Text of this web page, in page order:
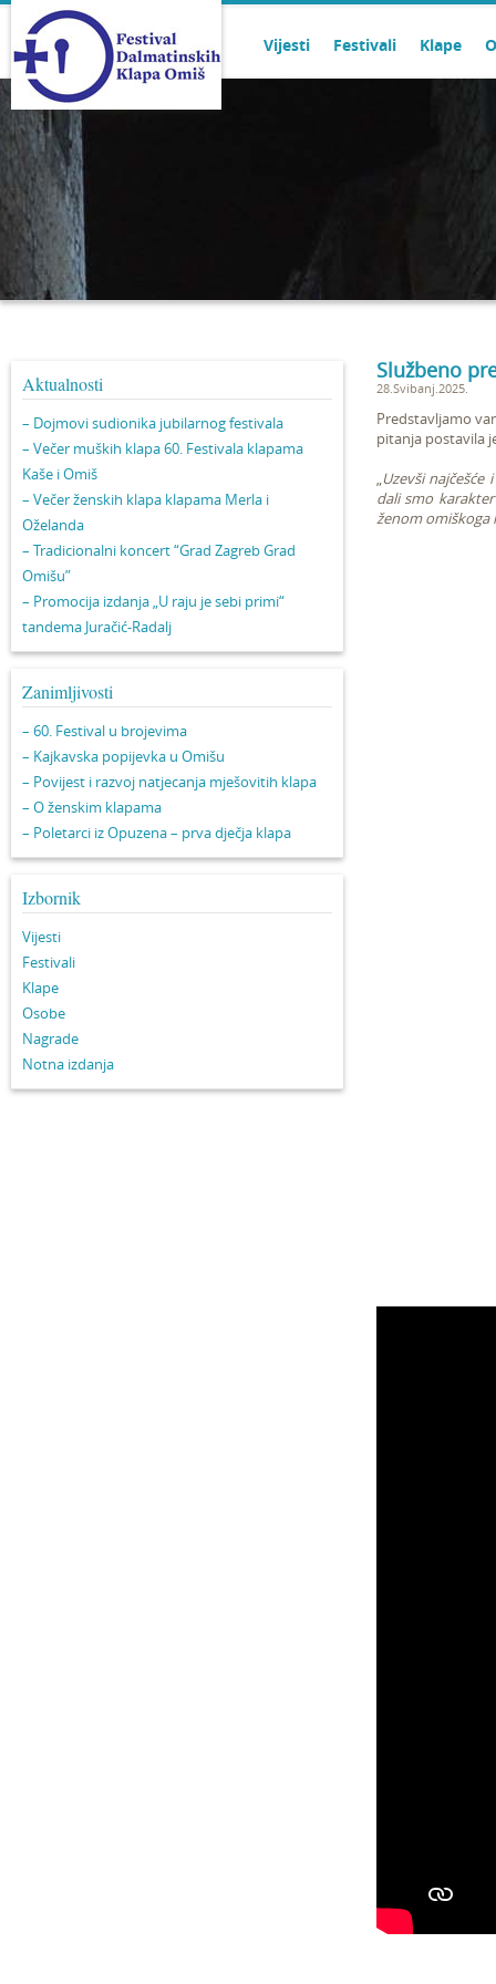
Vijesti Festivali Klape
Aktualnosti
– Dojmovi sudionika jubilarnog festivala
– Večer muških klapa 60. Festivala klapama
Kaše i Omiš
– Večer ženskih klapa klapama Merla i
Oželanda
– Tradicionalni koncert “Grad Zagreb Grad
Omišu”
– Promocija izdanja „U raju je sebi primi“
tandema Juračić-Radalj
Zanimljivosti
– 60. Festival u brojevima
– Kajkavska popijevka u Omišu
– Povijest i razvoj natjecanja mješovitih klapa
– O ženskim klapama
– Poletarci iz Opuzena – prva dječja klapa
Izbornik
Vijesti
Festivali
Klape
Osobe
Nagrade
Notna izdanja
Službeno
28.Svibanj.2025.
Predstavljamo
pitanja postavila
„Uzevši
dali smo
ženom omiškoga